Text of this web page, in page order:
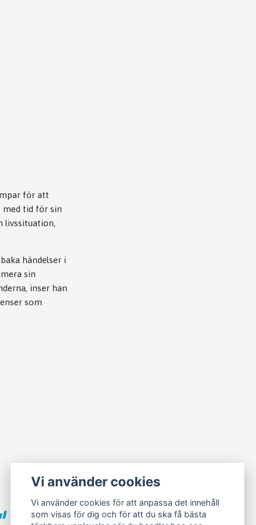
för att
med tid för sin
livssituation,
händelser i
sin
inser han
som
Vi använder cookies
Vi använder cookies för att anpassa det innehåll
som visas för dig och för att du ska få bästa